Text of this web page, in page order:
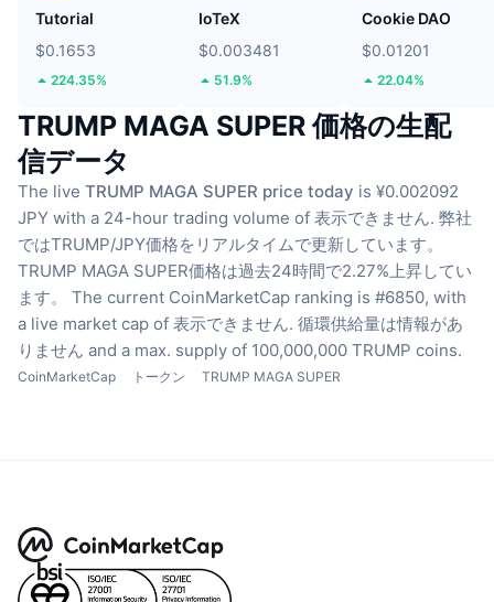
Tutorial
$0.1653
224.35%
IoTeX
$0.003481
51.9%
Cookie DAO
$0.01201
22.04%
TRUMP MAGA SUPER 価格の生配
信データ
The live TRUMP MAGA SUPER price today is ¥0.002092
JPY with a 24-hour trading volume of 表示できません. 弊社
ではTRUMP/JPY価格をリアルタイムで更新しています。
TRUMP MAGA SUPER価格は過去24時間で2.27%上昇してい
ます。
The current CoinMarketCap ranking is #6850, with
a live market cap of 表示できません. 循環供給量は情報があ
りません and a max. supply of 100,000,000 TRUMP coins.
CoinMarketCap トークン TRUMP MAGA SUPER